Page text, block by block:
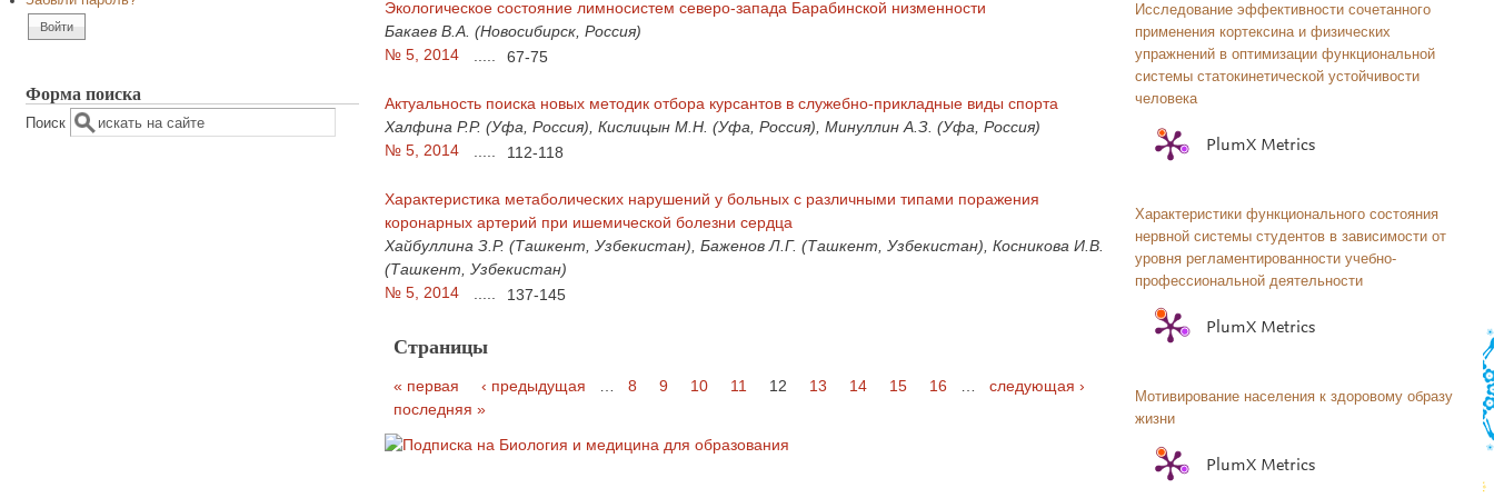
Форма поиска
Поиск
Экологическое состояние лимносистем северо-запада Барабинской низменности
Бакаев В.А. (Новосибирск, Россия)
№ 5, 2014
67-75
Актуальность поиска новых методик отбора курсантов в служебно-прикладные виды спорта
Халфина Р.Р. (Уфа, Россия), Кислицын М.Н. (Уфа, Россия), Минуллин А.З. (Уфа, Россия)
№ 5, 2014
112-118
Характеристика метаболических нарушений у больных с различными типами поражения
коронарных артерий при ишемической болезни сердца
Хайбуллина З.Р. (Ташкент, Узбекистан), Баженов Л.Г. (Ташкент, Узбекистан), Косникова И.В.
(Ташкент, Узбекистан)
№ 5, 2014
137-145
Страницы
« первая ‹ предыдущая 8 9 10 11 12 13 14 15 16
следующая ›
последняя »
Исследование эффективности сочетанного
применения кортексина и физических
упражнений в оптимизации функциональной
системы статокинетической устойчивости
человека
PlumX Metrics
Характеристики функционального состояния
нервной системы студентов в зависимости от
уровня регламентированности учебно-
профессиональной деятельности
PlumX Metrics
Мотивирование населения к здоровому образу
жизни
PlumX Metrics